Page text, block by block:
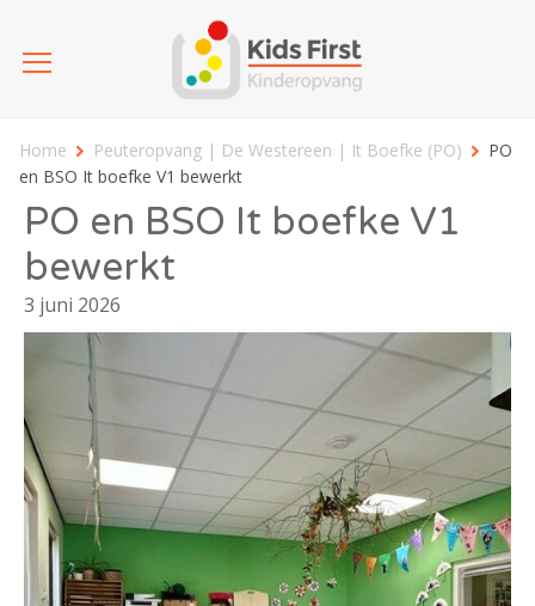
Home Peuteropvang | De Westereen | It Boefke (PO)
PO
en BSO It boefke V1 bewerkt
PO en BSO It boefke V1
bewerkt
3 juni 2026